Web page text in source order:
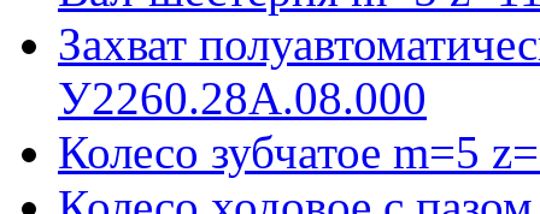
Захват
У2260.28А.08.000
Колесо зубчатое m=5